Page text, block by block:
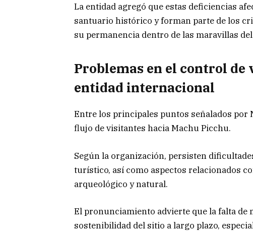
La entidad agregó que estas deficiencias
santuario histórico y forman parte de los
su permanencia dentro de las maravillas
Problemas en el control de
entidad internacional
Entre los principales puntos señalados
flujo de visitantes hacia Machu Picchu.
Según la organización, persisten
turístico, así como aspectos relacionados
arqueológico y natural.
El pronunciamiento advierte que la falta de
sostenibilidad del sitio a largo plazo,